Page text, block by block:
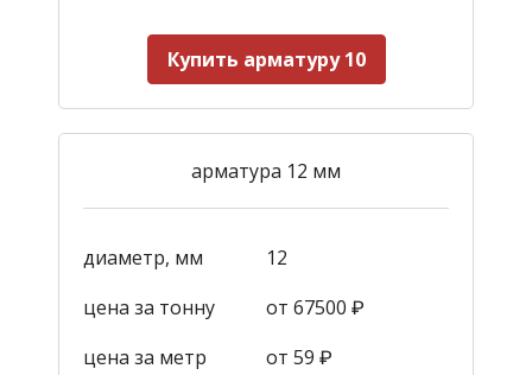
Купить арматуру 10
арматура 12 мм
диаметр, мм
12
цена за тонну
от 67500 ₽
цена за метр
от 59 ₽